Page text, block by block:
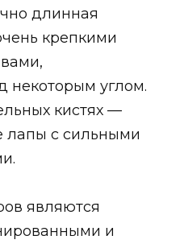
длинная
крепкими
некоторым углом.
кистях —
лапы с сильными
являются
и